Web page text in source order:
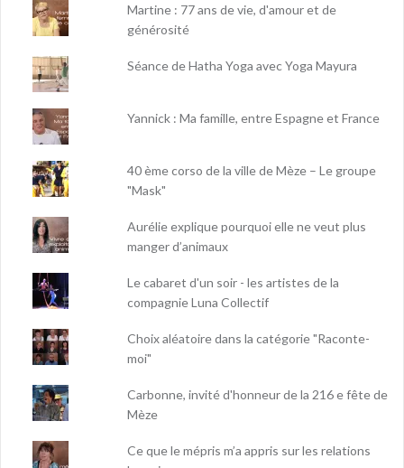
Martine : 77 ans de vie, d'amour et de
générosité
Séance de Hatha Yoga avec Yoga Mayura
Yannick : Ma famille, entre Espagne et France
40 ème corso de la ville de Mèze – Le groupe
"Mask"
Aurélie explique pourquoi elle ne veut plus
manger d’animaux
Le cabaret d'un soir - les artistes de la
compagnie Luna Collectif
Choix aléatoire dans la catégorie "Raconte-
moi"
Carbonne, invité d'honneur de la 216 e fête de
Mèze
Ce que le mépris m’a appris sur les relations